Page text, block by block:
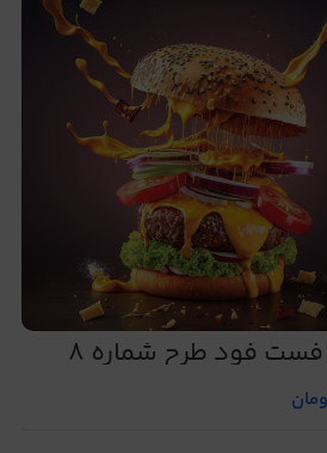
فود طرح شماره 8